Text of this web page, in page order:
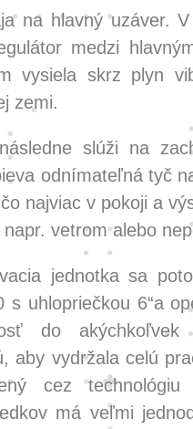
na hlavný uzáver.
medzi
vysiela skrz plyn
zemi.
slúži na
odnímateľná tyč
najviac v pokoji a
vetrom alebo
jednotka sa
s uhlopriečkou 6“a
do
aby vydržala celú
cez
má veľmi